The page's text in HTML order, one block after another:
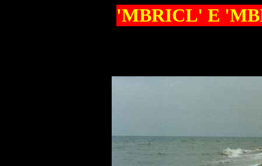
'MBRICL' E